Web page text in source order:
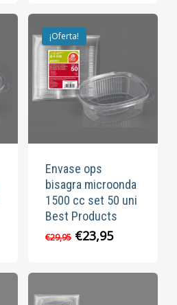
¡Oferta!
Envase ops
bisagra microonda
1500 cc set 50 uni
Best Products
€29,95 El
€29,95.
€23,95El